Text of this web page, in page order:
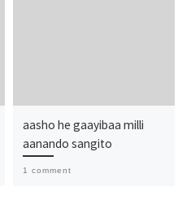
aasho he gaayibaa milli
aanando sangito
1 comment